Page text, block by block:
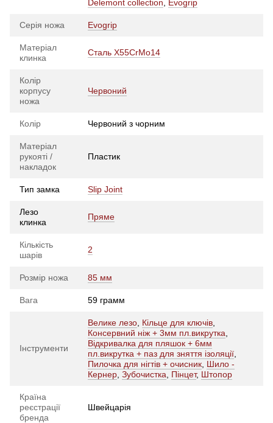
Delemont collection Evogrip
Серія ножа Evogrip
Матеріал
клинка
Сталь X55CrMo14
Колір
корпусу
ножа
Червоний
Колір Червоний з чорним
Матеріал
рукояті /
накладок
Пластик
Тип замка Slip Joint
Лезо
клинка
Пряме
Кількість
шарів
2
Розмір ножа 85 мм
Вага 59 грамм
Інструменти
Велике лезо Кільце для ключів
Консервний ніж + 3мм пл.викрутка
Відкривалка для пляшок + 6мм
пл.викрутка + паз для зняття ізоляції
Пилочка для нігтів + очисник Шило -
Кернер Зубочистка Пінцет, Штопор
Країна
реєстрації
бренда
Швейцарія